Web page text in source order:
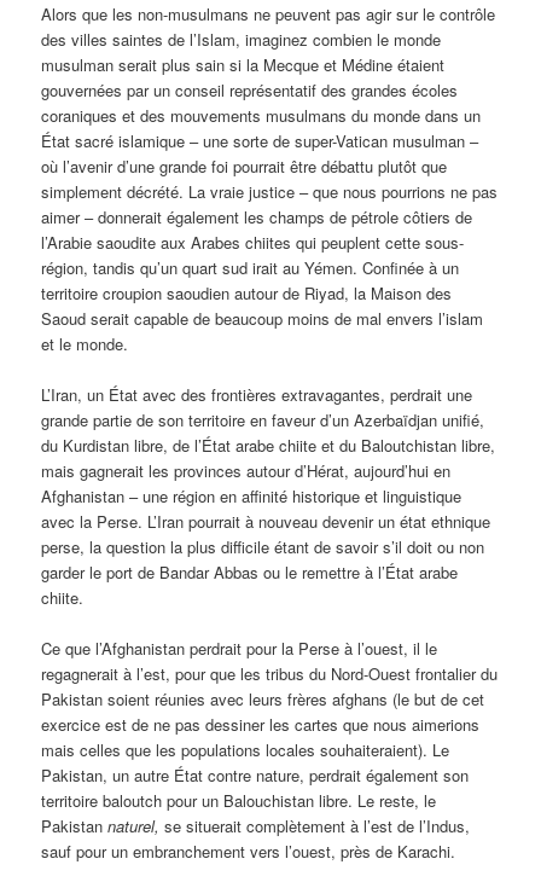
Alors que les non-musulmans ne peuvent pas agir sur le contrôle
des villes saintes de l’Islam, imaginez combien le monde
musulman serait plus sain si la Mecque et Médine étaient
gouvernées par un conseil représentatif des grandes écoles
coraniques et des mouvements musulmans du monde dans un
État sacré islamique – une sorte de super-Vatican musulman –
où l’avenir d’une grande foi pourrait être débattu plutôt que
simplement décrété. La vraie justice – que nous pourrions ne pas
aimer – donnerait également les champs de pétrole côtiers de
l’Arabie saoudite aux Arabes chiites qui peuplent cette sous-
région, tandis qu’un quart sud irait au Yémen. Confinée à un
territoire croupion saoudien autour de Riyad, la Maison des
Saoud serait capable de beaucoup moins de mal envers l’islam
et le monde.
L’Iran, un État avec des frontières extravagantes, perdrait une
grande partie de son territoire en faveur d’un Azerbaïdjan unifié,
du Kurdistan libre, de l’État arabe chiite et du Baloutchistan libre,
mais gagnerait les provinces autour d’Hérat, aujourd’hui en
Afghanistan – une région en affinité historique et linguistique
avec la Perse. L’Iran pourrait à nouveau devenir un état ethnique
perse, la question la plus difficile étant de savoir s’il doit ou non
garder le port de Bandar Abbas ou le remettre à l’État arabe
chiite.
Ce que l’Afghanistan perdrait pour la Perse à l’ouest, il le
regagnerait à l’est, pour que les tribus du Nord-Ouest frontalier du
Pakistan soient réunies avec leurs frères afghans (le but de cet
exercice est de ne pas dessiner les cartes que nous aimerions
mais celles que les populations locales souhaiteraient). Le
Pakistan, un autre État contre nature, perdrait également son
territoire baloutch pour un Balouchistan libre. Le reste, le
Pakistannaturel, se situerait complètement à l’est de l’Indus,
sauf pour un embranchement vers l’ouest, près de Karachi.